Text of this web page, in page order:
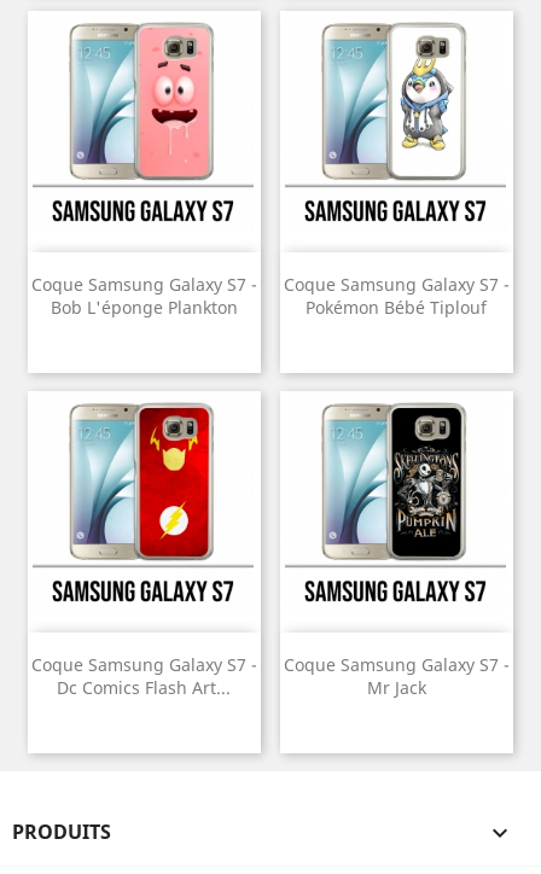
Coque Samsung Galaxy S7 -
Bob L'éponge Plankton
Coque Samsung Galaxy S7 -
Pokémon Bébé Tiplouf
Coque Samsung Galaxy S7 -
Dc Comics Flash Art...
Coque Samsung Galaxy S7 -
Mr Jack
PRODUITS 